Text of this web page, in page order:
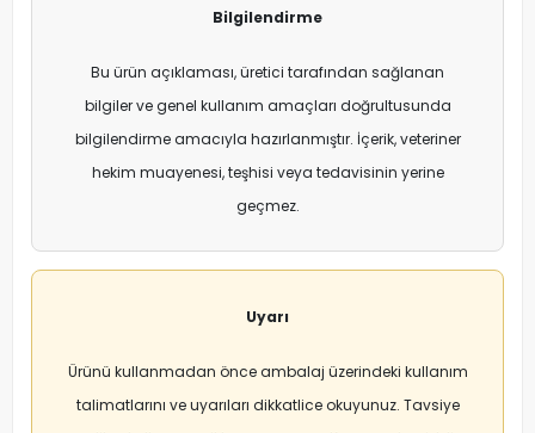
Bilgilendirme
Bu ürün açıklaması, üretici tarafından sağlanan
bilgiler ve genel kullanım amaçları doğrultusunda
bilgilendirme amacıyla hazırlanmıştır. İçerik, veteriner
hekim muayenesi, teşhisi veya tedavisinin yerine
geçmez.
Uyarı
Ürünü kullanmadan önce ambalaj üzerindeki kullanım
talimatlarını ve uyarıları dikkatlice okuyunuz. Tavsiye